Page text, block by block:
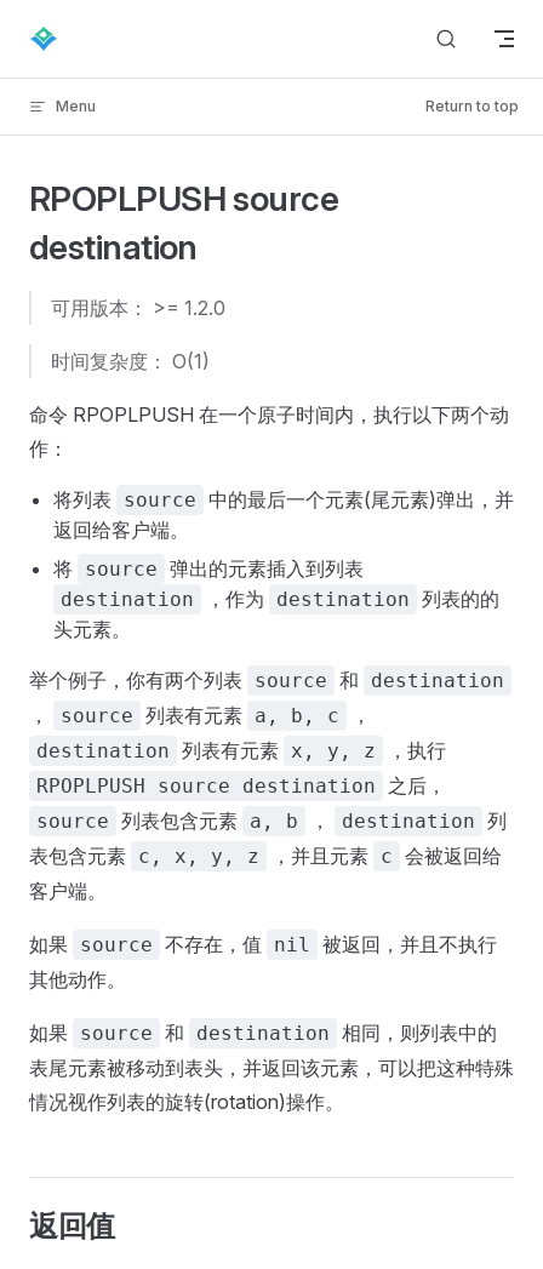
Skip to content
Menu Return to top
RPOPLPUSH source
destination
可用版本： >= 1.2.0
时间复杂度： O(1)
命令 RPOPLPUSH 在一个原子时间内，执行以下两个动
作：
将列表 source
中的最后一个元素(尾元素)弹出，并
返回给客户端。
将 source 弹出的元素插入到列表
destination ，作为 destination 列表的的
头元素。
举个例子，你有两个列表 source 和 destination
， source 列表有元素 a, b, c ，
destination 列表有元素 x, y, z ，执行
RPOPLPUSH source destination 之后，
source 列表包含元素 a, b ， destination 列
表包含元素 c, x, y, z ，并且元素 c 会被返回给
客户端。
如果 source 不存在，值 nil
被返回，并且不执行
其他动作。
如果 source 和 destination 相同，则列表中的
表尾元素被移动到表头，并返回该元素，可以把这种特殊
情况视作列表的旋转(rotation)操作。
返回值